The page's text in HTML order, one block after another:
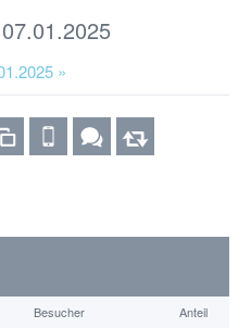
»
Besucher Anteil